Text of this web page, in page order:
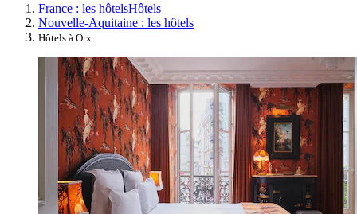
France : les hôtelsHôtels
Nouvelle-Aquitaine : les hôtels
Hôtels à Orx